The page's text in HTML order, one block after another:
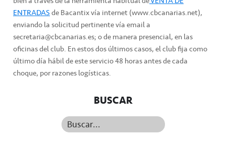
ENTRADASde Bacantix vía internet (www.cbcanarias.net),
enviando la solicitud pertinente vía email a
secretaria@cbcanarias.es; o de manera presencial, en las
oficinas del club. En estos dos últimos casos, el club fija como
último día hábil de este servicio 48 horas antes de cada
choque, por razones logísticas.
BUSCAR
Buscar...